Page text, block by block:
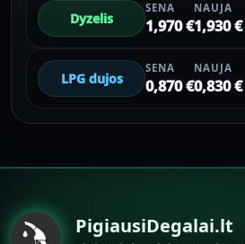
Dyzelis
SENA
1,970 €
NAUJA
1,930 €
LPG dujos
SENA
0,870 €
NAUJA
0,830 €
PigiausiDegalai.lt